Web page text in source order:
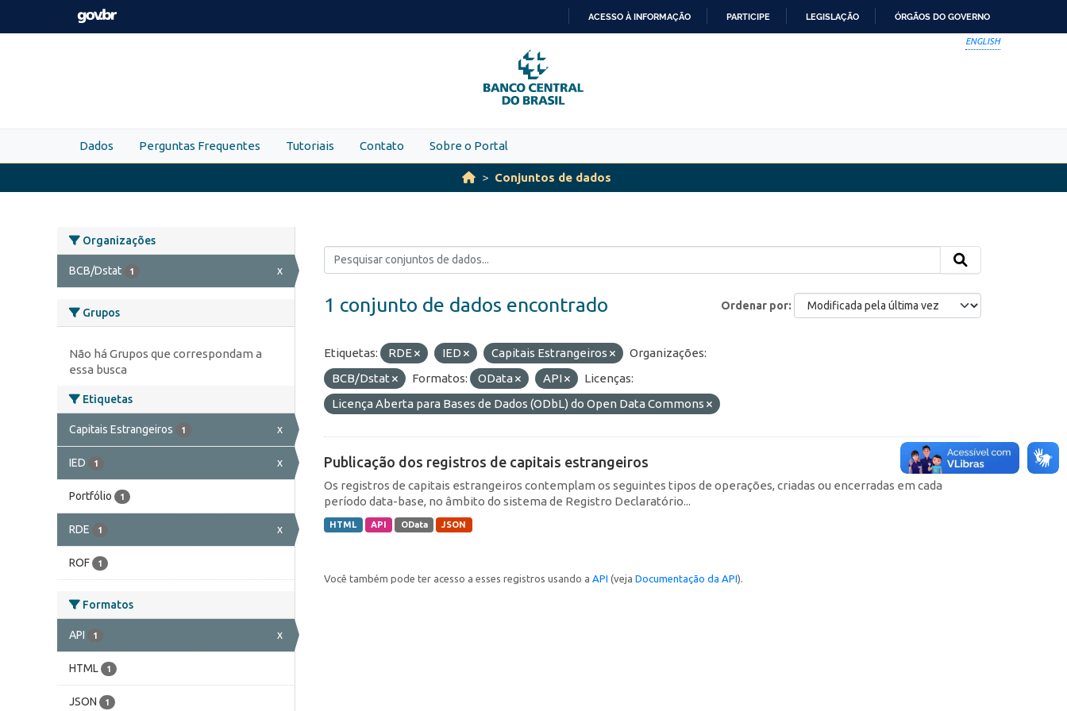
Skip to main content
PARA
O
CONTEÚDO
ACESSO À INFORMAÇÃO PARTICIPE LEGISLAÇÃO ÓRGÃOS DO GOVERNO
ENGLISH
Dados Perguntas Frequentes Tutoriais Contato Sobre o Portal
Conjuntos de dados
Organizações
BCB/Dstat 1 x
Grupos
Não há Grupos que correspondam a
essa busca
Etiquetas
Capitais Estrangeiros 1 x
IED 1 x
Portfólio 1
RDE 1 x
ROF 1
Formatos
API 1 x
HTML 1
JSON 1
Ordenar por
1 conjunto de dados encontrado
Etiquetas: RDE IED Capitais Estrangeiros
Organizações:
BCB/Dstat
Formatos: OData API
Licenças:
Licença Aberta para Bases de Dados (ODbL) do Open Data Commons
Publicação dos registros de capitais estrangeiros
Os registros de capitais estrangeiros contemplam os seguintes tipos de operações, criadas ou encerradas em cada
período data-base, no âmbito do sistema de Registro Declaratório...
HTML API OData JSON
Você também pode ter acesso a esses registros usando a API (veja Documentação da API).